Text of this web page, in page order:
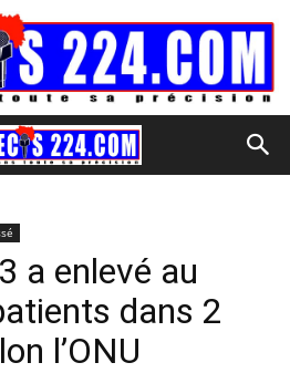
a enlevé au
dans 2
l’ONU